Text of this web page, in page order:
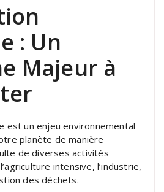
: Un
Majeur à
est un enjeu environnemental
planète de manière
de diverses activités
intensive, l’industrie,
des déchets.